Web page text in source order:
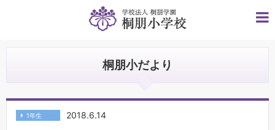
桐朋小だより
2018.6.14
1年生